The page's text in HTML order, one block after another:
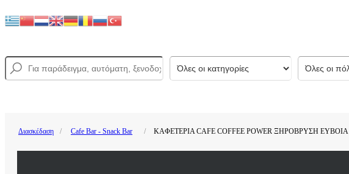
Διασκέδαση Cafe Bar - Snack Bar ΚΑΦΕΤΕΡΙΑ CAFE COFFEE POWER ΞΗΡΟΒΡΥΣΗ ΕΥΒΟΙΑ